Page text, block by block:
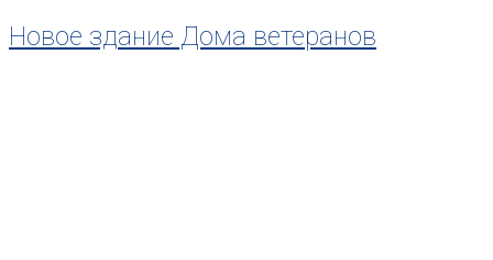
Новое здание Дома ветеранов